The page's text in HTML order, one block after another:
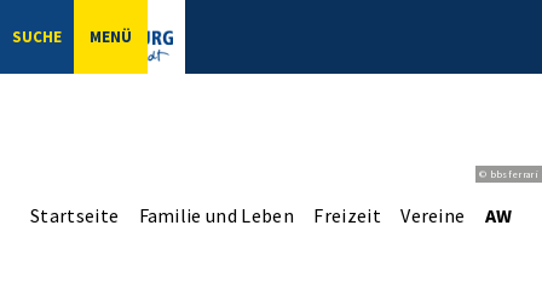
SUCHE MENÜ
© bbsferrari
Startseite Familie und Leben Freizeit Vereine AWO